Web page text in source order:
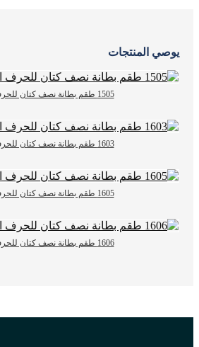
يوصي المنتجات
1505 طقم بطانة نصف كتان للحرف اليدوية
1603 طقم بطانة نصف كتان للحرف اليدوية
1605 طقم بطانة نصف كتان للحرف اليدوية
1606 طقم بطانة نصف كتان للحرف اليدوية